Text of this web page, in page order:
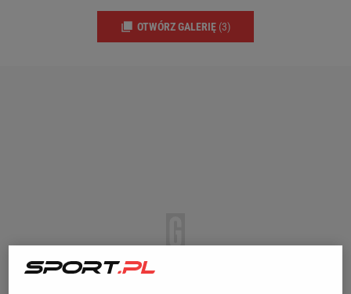
OTWÓRZ GALERIĘ (3)